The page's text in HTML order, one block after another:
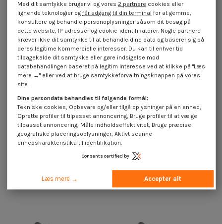
inkl. moms
3,85 €
På tilbud!
-40%
Bolt med møtrik Vognbolt
modstandsdygtig mod korrosion...
inkl. moms
Med dit samtykke bruger vi og vores 2 partnere cookies eller
lignende teknologier ogfår adgang til din terminal for at gemme,
konsultere og behandle personoplysninger såsom dit besøg på
dette website, IP-adresser og cookie-identifikatorer. Nogle partnere
kræver ikke dit samtykke til at behandle dine data og baserer sig på
deres legitime kommercielle interesser. Du kan til enhver tid
tilbagekalde dit samtykke eller gøre indsigelse mod
databehandlingen baseret på legitim interesse ved at klikke på "Læs
mere →" eller ved at bruge samtykkeforvaltningsknappen på vores
site.
Dine persondata behandles til følgende formål:
Tekniske cookies, Opbevare og/eller tilgå oplysninger på en enhed,
Oprette profiler til tilpasset annoncering, Bruge profiler til at vælge
tilpasset annoncering, Måle indholdseffektivitet, Bruge præcise
geografiske placeringsoplysninger, Aktivt scanne
enhedskarakteristika til identifikation.
Consents certified by
Læs mere → Accepter alt